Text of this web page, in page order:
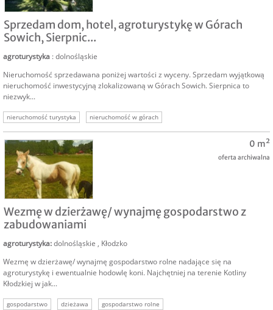
Sprzedam dom, hotel, agroturystykę w Górach
Sowich, Sierpnic...
agroturystyka : dolnośląskie
Nieruchomość sprzedawana poniżej wartości z wyceny. Sprzedam wyjątkową
nieruchomość inwestycyjną zlokalizowaną w Górach Sowich. Sierpnica to
niezwyk...
nieruchomość turystyka nieruchomość w górach
Wezmę w dzierżawę/ wynajmę gospodarstwo z
zabudowaniami
agroturystyka:dolnośląskie , Kłodzko
Wezmę w dzierżawę/ wynajmę gospodarstwo rolne nadające się na
agroturystykę i ewentualnie hodowlę koni. Najchętniej na terenie Kotliny
Kłodzkiej w jak...
gospodarstwo dzieżawa gospodarstwo rolne
0 m²
oferta archiwalna